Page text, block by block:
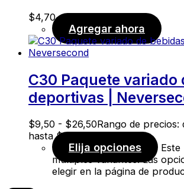
$4,70
Agregar ahora
C30 Paquete variado
deportivas |
$9,50 - $26,50Rango de precios:
hasta $26,50
Elija opciones
múltiples variantes. Las
elegir en la página de